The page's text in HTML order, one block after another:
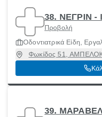
38. ΝΕΓΡΙΝ -
Προβολή
Οδοντιατρικά Είδη,
Φωκίδος 51,
39.